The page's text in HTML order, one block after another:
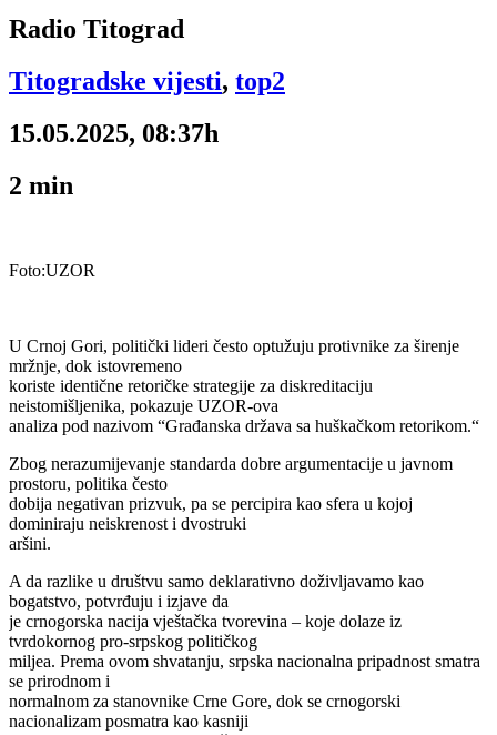
Radio Titograd
Titogradske vijesti, top2
15.05.2025, 08:37h
2 min
Foto:UZOR
U Crnoj Gori, politički lideri često optužuju protivnike za širenje
mržnje, dok istovremeno
koriste identične retoričke strategije za diskreditaciju
neistomišljenika, pokazuje UZOR-ova
analiza pod nazivom “Građanska država sa huškačkom retorikom.“
Zbog nerazumijevanje standarda dobre argumentacije u javnom
prostoru, politika često
dobija negativan prizvuk, pa se percipira kao sfera u kojoj
dominiraju neiskrenost i dvostruki
aršini.
A da razlike u društvu samo deklarativno doživljavamo kao
bogatstvo, potvrđuju i izjave da
je crnogorska nacija vještačka tvorevina – koje dolaze iz
tvrdokornog pro-srpskog političkog
miljea. Prema ovom shvatanju, srpska nacionalna pripadnost smatra
se prirodnom i
normalnom za stanovnike Crne Gore, dok se crnogorski
nacionalizam posmatra kao kasniji